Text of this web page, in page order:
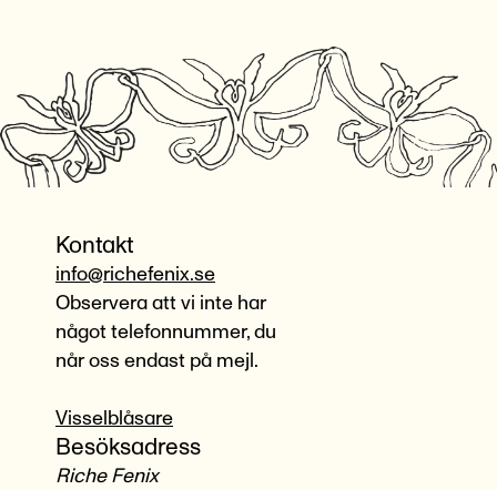
Kontakt
info@richefenix.se
Observera att vi inte har
något telefonnummer, du
når oss endast på mejl.
Visselblåsare
Besöksadress
Riche Fenix